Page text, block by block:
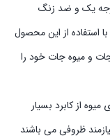
یک و ضد زنگ
استفاده از این محصول
و میوه جات خود را
شستشوی میوه از کابرد بسیار
ظروفی می باشند